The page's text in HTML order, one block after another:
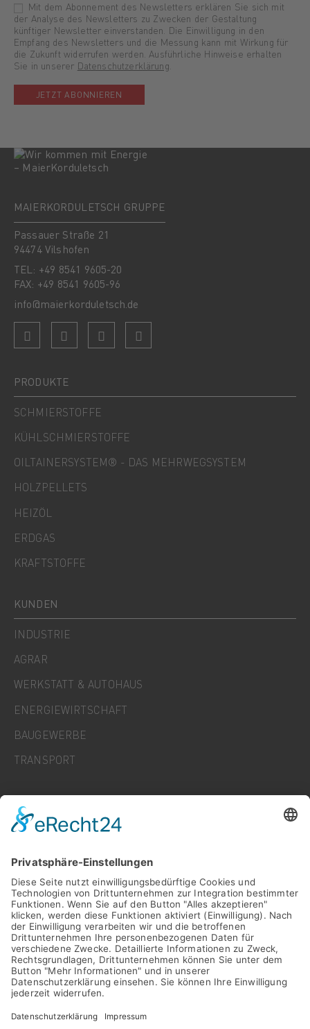
Mit dem Abonnement des Newsletters erklären Sie sich mit
der Analyse des Newsletters zu Zwecken der Gestaltung
künftiger Newsletter einverstanden. Die Einwilligung in den
Empfang des Newsletters und die Messung kann mit Wirkung für
die Zukunft widerrufen werden. Ausführliche Hinweise erhalten
Sie in unserer Datenschutzerklärung
JETZT ABONNIEREN
MAIERKORDULETSCH GRUPPE
Passauer Straße 21
94474 Vilshofen
TEL: +49 8541 9605-20
FAX: +49 8541 9605-96
info@maierkorduletsch.de
PRODUKTE
SCHMIERSTOFFE
KÜHLSCHMIERSTOFFE
OILTAINERSYSTEM® - DAS MEHRWEGSYSTEM
HOLZPELLETS
HEIZÖL
ERDGAS
KRAFTSTOFFE
KUNDEN
INDUSTRIE
AGRAR
WERKSTATT & AUTOHAUS
ENERGIEWIRTSCHAFT
BAUGEWERBE
TRANSPORT
KARRIERE
NEWS
FAQ
KONTAKT
KONTAKT
DATENSCHUTZ